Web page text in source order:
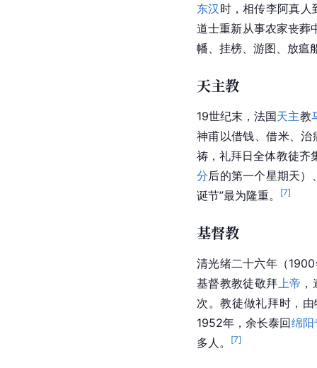
东汉 时，相传李阿真
道士重新从事农家丧葬
幡、挂榜、游图、放瘟
天主教
19世纪末，法国天主教
神甫以借钱、借米、
祷，礼拜日全体教徒齐
分后的第一个星期天
诞节”最为隆重。
[7]
基督教
清光绪二十六年（
基督教教徒敬拜 上帝
次。教徒做礼拜时，
1952年，余长泰回绵阳
多人。
[7]